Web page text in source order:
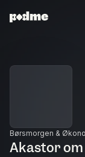
Børsmorgen &
Akastor